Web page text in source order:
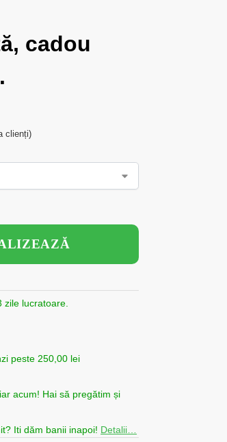
cadou
clienți)
zile lucratoare.
peste 250,00 lei
acum! Hai să pregătim și
Iti dăm banii inapoi! Detalii…